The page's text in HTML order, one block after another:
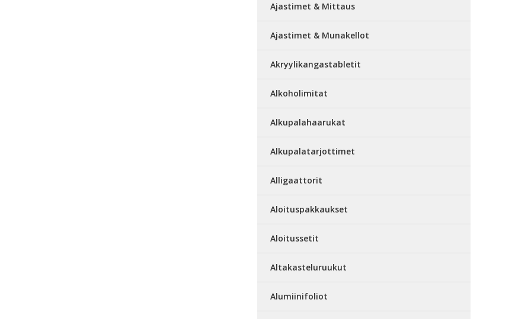
Ajastimet & Mittaus
Ajastimet & Munakellot
Akryylikangastabletit
Alkoholimitat
Alkupalahaarukat
Alkupalatarjottimet
Alligaattorit
Aloituspakkaukset
Aloitussetit
Altakasteluruukut
Alumiinifoliot